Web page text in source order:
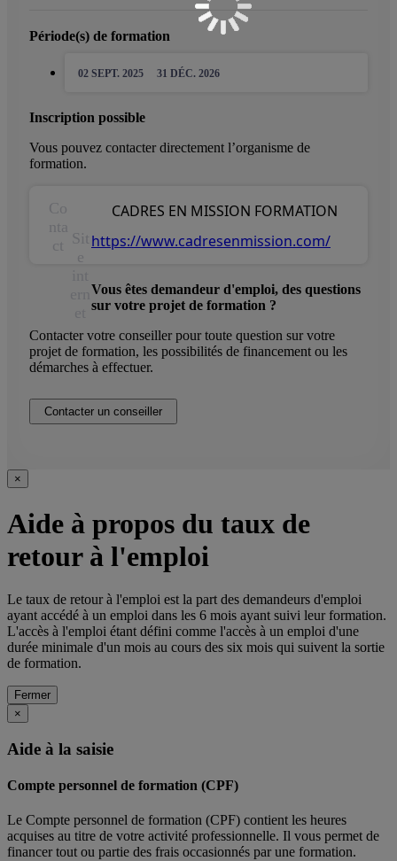
Période(s) de formation
02 SEPT. 2025 31 DÉC. 2026
Inscription possible
Vous pouvez contacter directement l’organisme de
formation.
Co
nta
ct
CADRES EN MISSION FORMATION
Sit
e
https://www.cadresenmission.com/
Vous êtes demandeur d'emploi, des questions
sur votre projet de formation ?
Contacter votre conseiller pour toute question sur votre
projet de formation, les possibilités de financement ou les
démarches à effectuer.
Contacter un conseiller
×
Aide à propos du taux de
retour à l'emploi
Le taux de retour à l'emploi est la part des demandeurs d'emploi
ayant accédé à un emploi dans les 6 mois ayant suivi leur formation.
L'accès à l'emploi étant défini comme l'accès à un emploi d'une
durée minimale d'un mois au cours des six mois qui suivent la sortie
de formation.
Fermer
×
Aide à la saisie
Compte personnel de formation (CPF)
Le Compte personnel de formation (CPF) contient les heures
acquises au titre de votre activité professionnelle. Il vous permet de
financer tout ou partie des frais occasionnés par une formation.